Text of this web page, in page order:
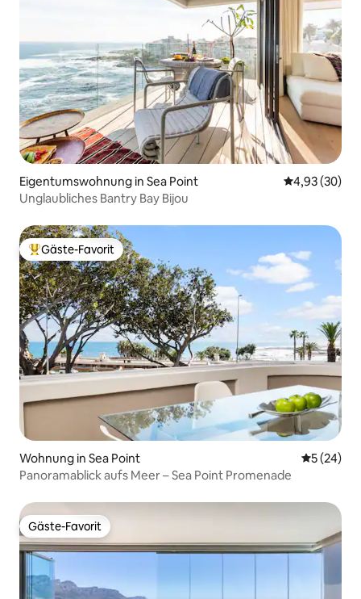
Eigentumswohnung in Sea Point
4,93 (30)
Unglaubliches Bantry Bay Bijou
Beliebter Gäste-Favorit.
Gäste-Favorit
Wohnung in Sea Point
5 (24)
Panoramablick aufs Meer – Sea Point Promenade
Gäste-Favorit
Gäste-Favorit